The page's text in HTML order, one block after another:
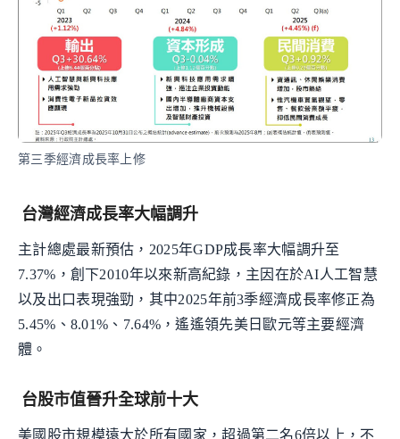
第三季經濟成長率上修
台灣經濟成長率大幅調升
主計總處最新預估，2025年GDP成長率大幅調升至
7.37%，創下2010年以來新高紀錄，主因在於AI人工智慧
以及出口表現強勁，其中2025年前3季經濟成長率修正為
5.45%、8.01%、7.64%，遙遙領先美日歐元等主要經濟
體。
台股市值晉升全球前十大
美國股市規模遠大於所有國家，超過第二名6倍以上，不